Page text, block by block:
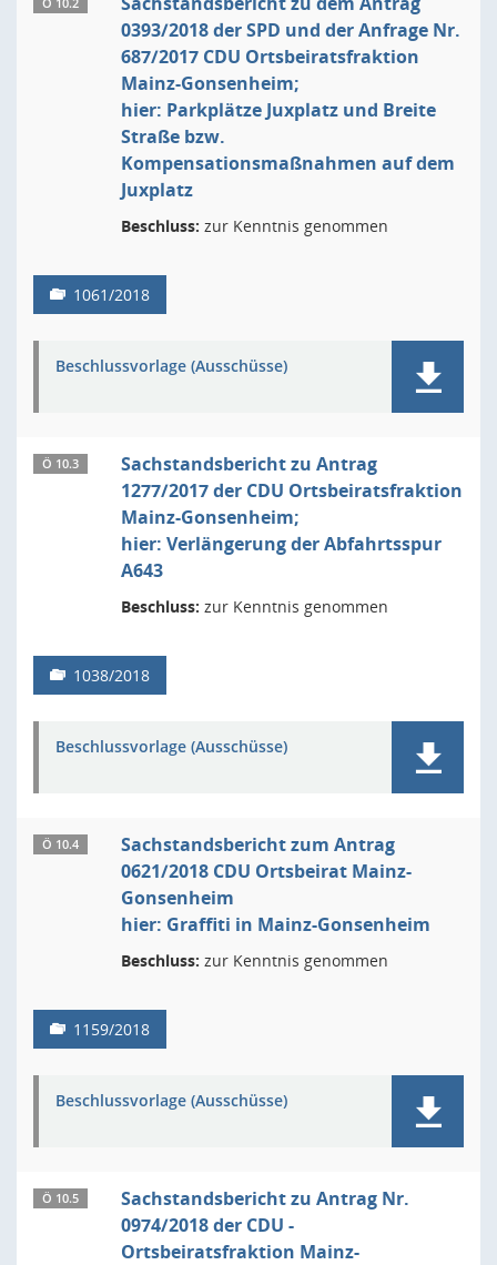
Ö 10.2
0393/2018 der SPD und der Anfrage Nr.
687/2017 CDU Ortsbeiratsfraktion
Mainz-Gonsenheim;
hier: Parkplätze Juxplatz und Breite
Straße bzw.
Kompensationsmaßnahmen auf dem
Juxplatz
Beschluss: zur Kenntnis genommen
1061/2018
Beschlussvorlage (Ausschüsse)
Ö 10.3
Sachstandsbericht zu Antrag
1277/2017 der CDU Ortsbeiratsfraktion
Mainz-Gonsenheim;
hier: Verlängerung der Abfahrtsspur
A643
Beschluss: zur Kenntnis genommen
1038/2018
Beschlussvorlage (Ausschüsse)
Ö 10.4
Sachstandsbericht zum Antrag
0621/2018 CDU Ortsbeirat Mainz-
Gonsenheim
hier: Graffiti in Mainz-Gonsenheim
Beschluss: zur Kenntnis genommen
1159/2018
Beschlussvorlage (Ausschüsse)
Ö 10.5
Sachstandsbericht zu Antrag Nr.
0974/2018 der CDU -
Ortsbeiratsfraktion Mainz-